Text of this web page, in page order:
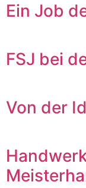
Ein Job
FSJ bei
Von der